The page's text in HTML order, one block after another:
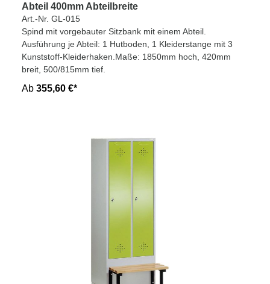
Abteil 400mm Abteilbreite
Art.-Nr. GL-015
Spind mit vorgebauter Sitzbank mit einem Abteil.
Ausführung je Abteil: 1 Hutboden, 1 Kleiderstange mit 3
Kunststoff-Kleiderhaken.Maße: 1850mm hoch, 420mm
breit, 500/815mm tief.
Ab 355,60 €*